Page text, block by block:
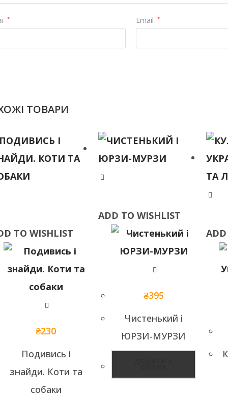
* Email *
ТОВАРИ
TO WISHLIST
₴230
Подивись і
знайди. Коти та
собаки
ADD TO WISHLIST
₴395
Чистенький і
ЮРЗИ-МУРЗИ